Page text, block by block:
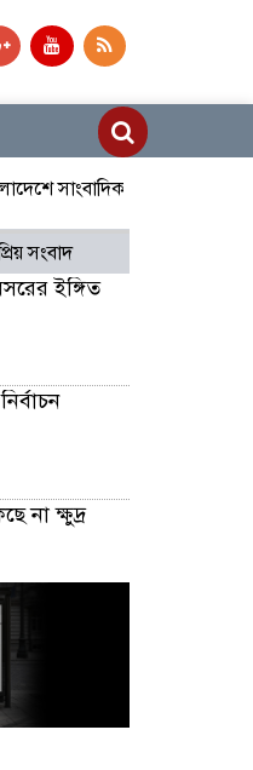
সাংবাদিক নিয়োগ চলছে দেশজুড়ে
সংবাদ
ইঙ্গিত
না ক্ষুদ্র
নির্বাচন
চলছে :